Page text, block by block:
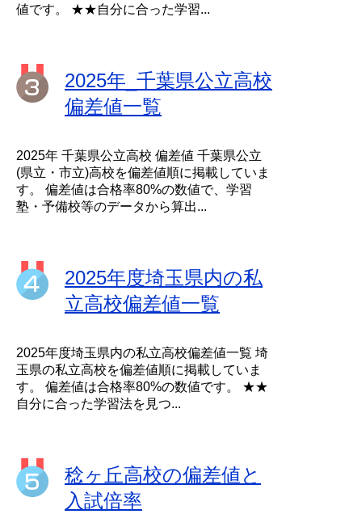
値です。 ★★自分に合った学習...
2025年_千葉県公立高校
偏差値一覧
2025年 千葉県公立高校 偏差値 千葉県公立
(県立・市立)高校を偏差値順に掲載していま
す。 偏差値は合格率80%の数値で、学習
塾・予備校等のデータから算出...
2025年度埼玉県内の私
立高校偏差値一覧
2025年度埼玉県内の私立高校偏差値一覧 埼
玉県の私立高校を偏差値順に掲載していま
す。 偏差値は合格率80%の数値です。 ★★
自分に合った学習法を見つ...
稔ヶ丘高校の偏差値と
入試倍率